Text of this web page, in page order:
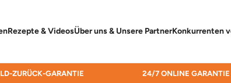
Rezepte & VideosÜber uns & Unsere PartnerKonkurrenten
ZURÜCK-GARANTIE 24/7 ONLINE GARANTIE